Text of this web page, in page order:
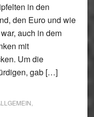
in den
den Euro und wie
auch in dem
mit
Um die
gab […]